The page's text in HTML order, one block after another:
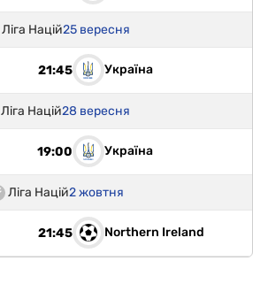
Ліга Націй25 вересня
21:45 Україна
Ліга Націй28 вересня
19:00 Україна
Ліга Націй2 жовтня
21:45 Northern Ireland